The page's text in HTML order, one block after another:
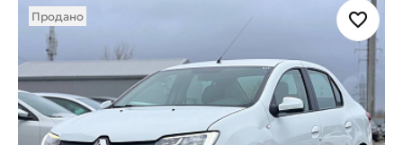
Продано